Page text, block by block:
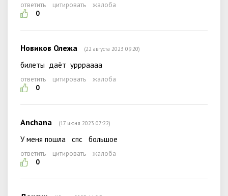
ответить цитировать
жалоба
0
Новиков Олежа (22 августа 2023 09:20)
билеты даёт уррраааа
ответить цитировать
жалоба
0
Anchana (17 июня 2023 07:22)
У меня пошла спс большое
ответить цитировать
жалоба
0